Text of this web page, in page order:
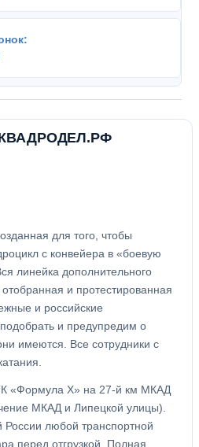
КВАДРОДЕЛ.РФ
для того, чтобы
с конвейера в «боевую
линейка дополнительного
и протестированная
и российские
и предупредим о
имеются. Все сотрудники с
«Формула X» на 27-й км МКАД
МКАД и Липецкой улицы).
России любой транспортной
перед отгрузкой. Полная